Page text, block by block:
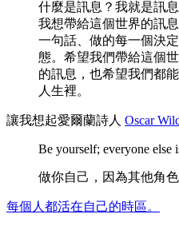
什麼是訊息？我就是訊
我想帶給這個世界的訊
一句話、做的每一個決
態。希望我們帶給這個
的訊息，也希望我們都
人生裡。
讓我想起愛爾蘭詩人 Oscar
Be yourself; everyone else
做你自己，因為其他角色
每個人都活在自己的時區。